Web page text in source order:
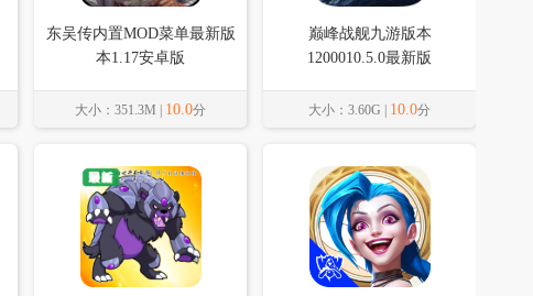
东吴传内置MOD菜单最新版
本1.17安卓版
大小：351.3M | 10.0分
巅峰战舰九游版本
1200010.5.0最新版
大小：3.60G | 10.0分